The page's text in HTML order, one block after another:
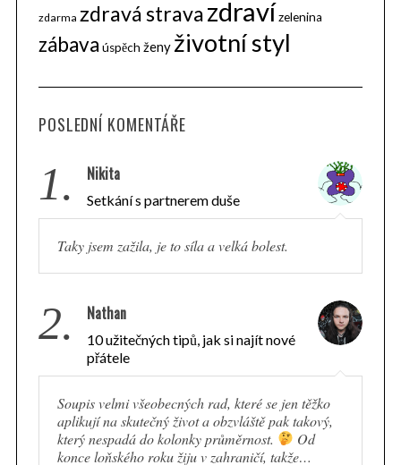
zdarma zdravá stravazdravízelenina
zábava úspěch ženy životní styl
POSLEDNÍ KOMENTÁŘE
1. Nikita
Setkání s partnerem duše
Taky jsem zažila, je to síla a velká bolest.
2. Nathan
10 užitečných tipů, jak si najít nové
přátele
Soupis velmi všeobecných rad, které se jen těžko
aplikují na skutečný život a obzvláště pak takový,
který nespadá do kolonky průměrnost.
Od
konce loňského roku žiju v zahraničí, takže…